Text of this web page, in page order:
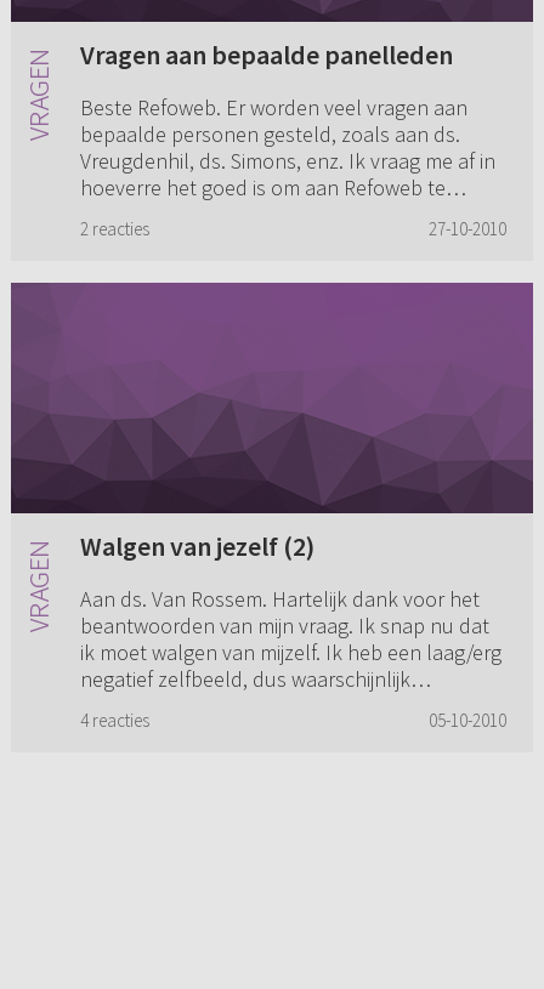
Vragen aan bepaalde panelleden
Beste Refoweb. Er worden veel vragen aan
bepaalde personen gesteld, zoals aan ds.
Vreugdenhil, ds. Simons, enz. Ik vraag me af in
hoeverre het goed is om aan Refoweb te
2 reacties 27-10-2010
Walgen van jezelf (2)
Aan ds. Van Rossem. Hartelijk dank voor het
beantwoorden van mijn vraag. Ik snap nu dat
ik moet walgen van mijzelf. Ik heb een laag/erg
negatief zelfbeeld, dus waarschijnlijk
4 reacties 05-10-2010